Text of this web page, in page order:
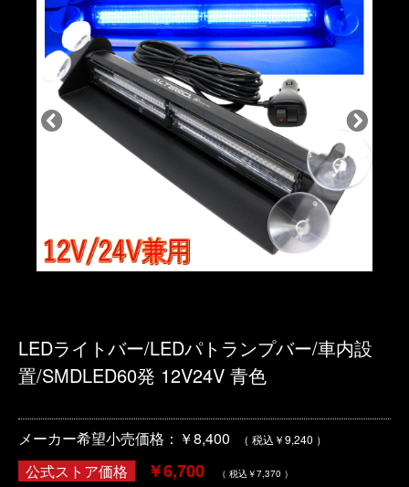
LEDライトバー/LEDパトランプバー/車内設
置/SMDLED60発 12V24V 青色
メーカー希望小売価格：￥8,400 （ 税込￥9,240 ）
公式ストア価格 ￥6,700 （ 税込￥7,370 ）